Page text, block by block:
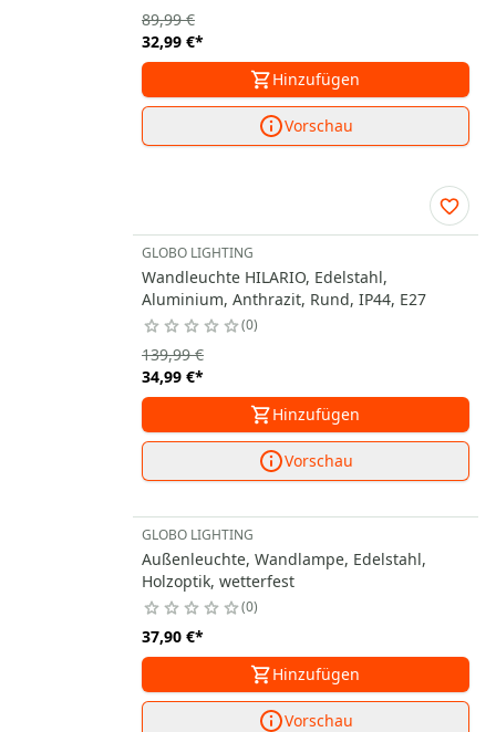
32,99 €*
89,99 €
Hinzufügen
Vorschau
GLOBO LIGHTING
Wandleuchte HILARIO, Edelstahl,
Aluminium, Anthrazit, Rund, IP44, E27
0
34,99 €*
139,99 €
Hinzufügen
Vorschau
GLOBO LIGHTING
Außenleuchte, Wandlampe, Edelstahl,
Holzoptik, wetterfest
0
37,90 €*
Hinzufügen
Vorschau